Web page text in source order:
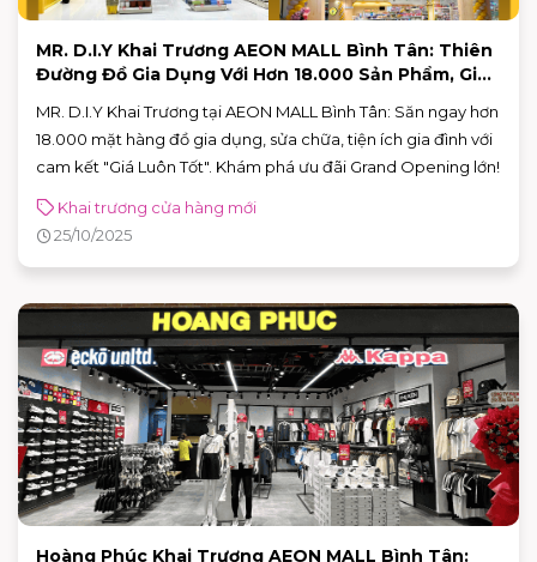
MR. D.I.Y Khai Trương AEON MALL Bình Tân: Thiên
Đường Đồ Gia Dụng Với Hơn 18.000 Sản Phẩm, Giá
MR. D.I.Y Khai Trương tại AEON MALL Bình Tân: Săn ngay hơn
18.000 mặt hàng đồ gia dụng, sửa chữa, tiện ích gia đình với
cam kết "Giá Luôn Tốt". Khám phá ưu đãi Grand Opening lớn!
Khai trương cửa hàng mới
25/10/2025
Hoàng Phúc Khai Trương AEON MALL Bình Tân: